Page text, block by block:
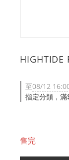
HIGHTIDE
至08/12
指定分類，滿
售完